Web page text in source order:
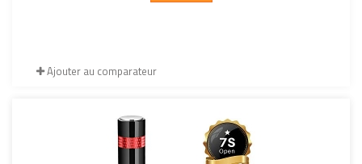
Ajouter au comparateur